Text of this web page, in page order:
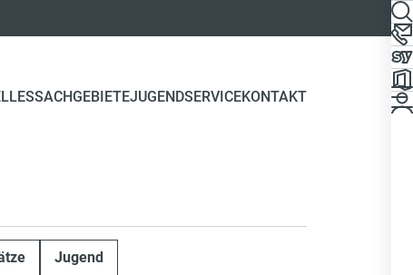
SACHGEBIETEJUGENDSERVICEKONTAKT
Jugend